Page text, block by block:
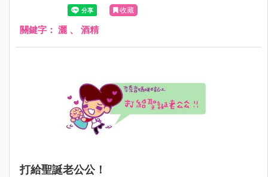
收藏
關鍵字： 灑 、 酒精
打給聖誕老公公！